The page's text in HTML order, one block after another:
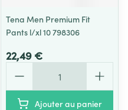
Tena Men Premium Fit
Pants l/xl 10 798306
22,49 €
Ajouter au panier